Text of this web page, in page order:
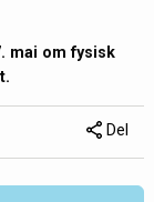
mai om fysisk
Del